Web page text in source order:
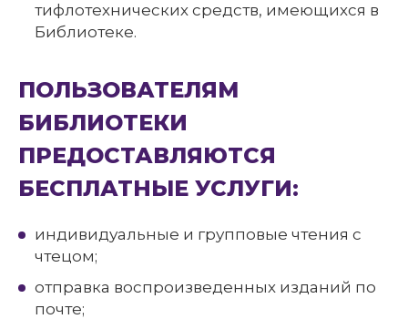
тифлотехнических средств, имеющихся в
Библиотеке.
ПОЛЬЗОВАТЕЛЯМ
БИБЛИОТЕКИ
ПРЕДОСТАВЛЯЮТСЯ
БЕСПЛАТНЫЕ УСЛУГИ:
индивидуальные и групповые чтения с
чтецом;
отправка воспроизведенных изданий по
почте;